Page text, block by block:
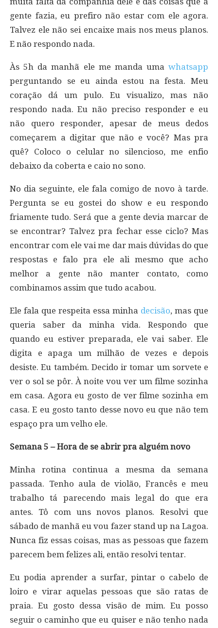
gente fazia, eu prefiro não estar com ele agora.
Talvez ele não sei encaixe mais nos meus planos.
E não respondo nada.
Às 5h da manhã ele me manda uma whatsapp
perguntando se eu ainda estou na festa. Meu
coração dá um pulo. Eu visualizo, mas não
respondo nada. Eu não preciso responder e eu
não quero responder, apesar de meus dedos
começarem a digitar que não e você? Mas pra
quê? Coloco o celular no silencioso, me enfio
debaixo da coberta e caio no sono.
No dia seguinte, ele fala comigo de novo à tarde.
Pergunta se eu gostei do show e eu respondo
friamente tudo. Será que a gente devia marcar de
se encontrar? Talvez pra fechar esse ciclo? Mas
encontrar com ele vai me dar mais dúvidas do que
respostas e falo pra ele ali mesmo que acho
melhor a gente não manter contato, como
combinamos assim que tudo acabou.
Ele fala que respeita essa minha decisão, mas que
queria saber da minha vida. Respondo que
quando eu estiver preparada, ele vai saber. Ele
digita e apaga um milhão de vezes e depois
desiste. Eu também. Decido ir tomar um sorvete e
ver o sol se pôr. À noite vou ver um filme sozinha
em casa. Agora eu gosto de ver filme sozinha em
casa. E eu gosto tanto desse novo eu que não tem
espaço pra um velho ele.
Semana 5 – Hora de se abrir pra alguém novo
Minha rotina continua a mesma da semana
passada. Tenho aula de violão, Francês e meu
trabalho tá parecendo mais legal do que era
antes. Tô com uns novos planos. Resolvi que
sábado de manhã eu vou fazer stand up na Lagoa.
Nunca fiz essas coisas, mas as pessoas que fazem
parecem bem felizes ali, então resolvi tentar.
Eu podia aprender a surfar, pintar o cabelo de
loiro e virar aquelas pessoas que são ratas de
praia. Eu gosto dessa visão de mim. Eu posso
seguir o caminho que eu quiser e não tenho nada